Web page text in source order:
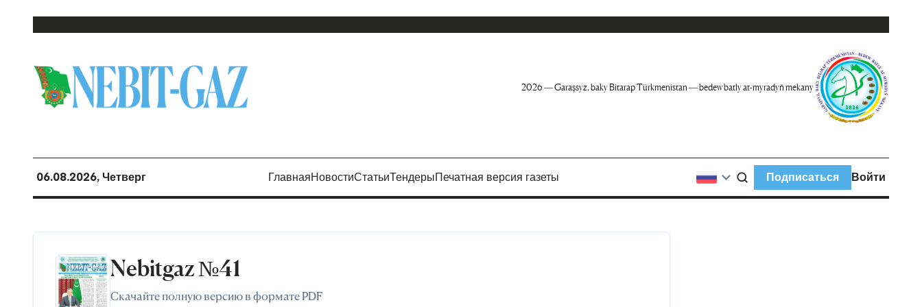
2026 — Garaşsyz, baky Bitarap Türkmenistan — bedew batly at-myradyň mekany
06.08.2026, Четверг ГлавнаяНовостиСтатьиТендерыПечатная версия газеты Подписаться Войти
Nebitgaz №41
Скачайте полную версию в формате PDF